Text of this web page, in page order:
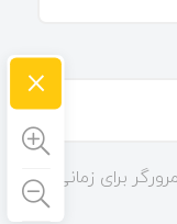
برای زمانی
×